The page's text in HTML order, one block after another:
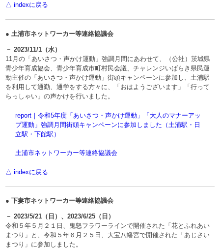
△ indexに戻る
● 土浦市ネットワーカー等連絡協議会
－ 2023/11/1（水）
11月の「あいさつ・声かけ運動」強調月間にあわせて、（公社）茨城県
青少年育成協会、青少年育成市町村民会議、チャレンジいばらき県民運
動主催の「あいさつ・声かけ運動」街頭キャンペーンに参加し、土浦駅
を利用して通勤、通学をする方々に、「おはようございます」「行って
らっしゃい」の声かけを行いました。
report｜令和5年度「あいさつ・声かけ運動」「大人のマナーアッ
プ運動」強調月間街頭キャンペーンに参加しました（土浦駅・日
立駅・下館駅）
土浦市ネットワーカー等連絡協議会
△ indexに戻る
● 下妻市ネットワーカー等連絡協議会
－ 2023/5/21（日）、2023/6/25（日）
令和５年５月２１日、鬼怒フラワーラインで開催された「花とふれあい
まつり」と、令和５年６月２５日、大宝八幡宮で開催された「あじさい
まつり」に参加しました。